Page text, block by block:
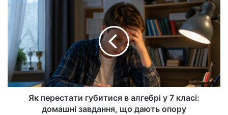
йт
Як перестати губитися в алгебрі у 7 класі:
домашні завдання, що дають опору